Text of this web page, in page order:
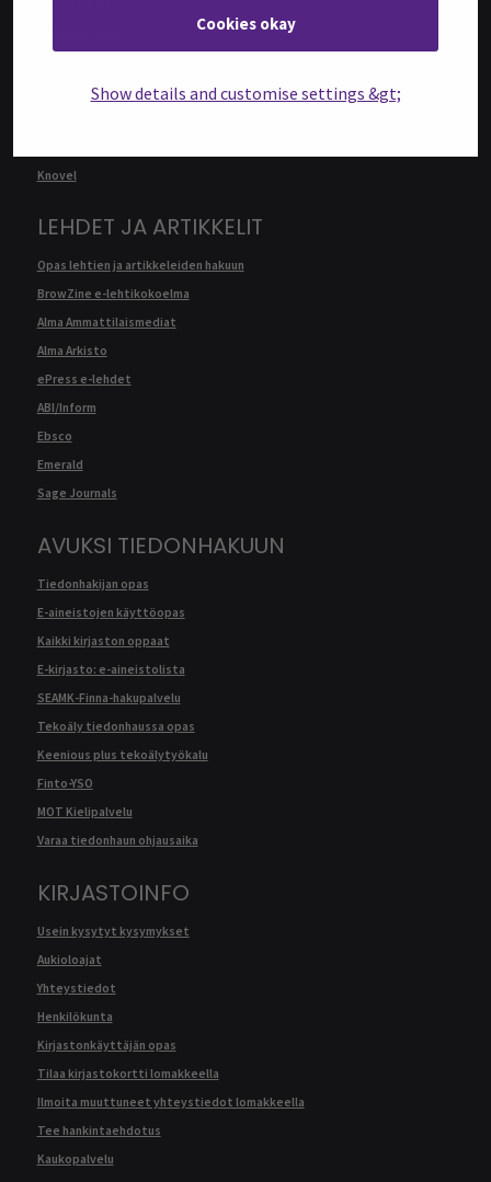
Cookies okay
Show details and customise settings &gt;
Duodecim Oppiportti
Knovel
LEHDET JA ARTIKKELIT
Opas lehtien ja artikkeleiden hakuun
BrowZine e-lehtikokoelma
Alma Ammattilaismediat
Alma Arkisto
ePress e-lehdet
ABI/Inform
Ebsco
Emerald
Sage Journals
AVUKSI TIEDONHAKUUN
Tiedonhakijan opas
E-aineistojen käyttöopas
Kaikki kirjaston oppaat
E-kirjasto: e-aineistolista
SEAMK-Finna-hakupalvelu
Tekoäly tiedonhaussa opas
Keenious plus tekoälytyökalu
Finto-YSO
MOT Kielipalvelu
Varaa tiedonhaun ohjausaika
KIRJASTOINFO
Usein kysytyt kysymykset
Aukioloajat
Yhteystiedot
Henkilökunta
Kirjastonkäyttäjän opas
Tilaa kirjastokortti lomakkeella
Ilmoita muuttuneet yhteystiedot lomakkeella
Tee hankintaehdotus
Kaukopalvelu